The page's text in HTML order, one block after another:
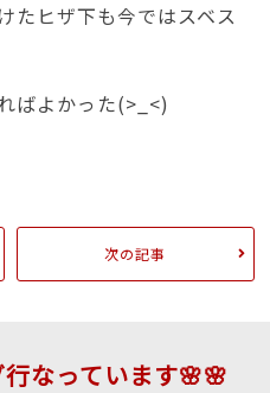
たヒザ下も今ではスベス
ばよかった(>_<)
次の記事
なっています🌸🌸